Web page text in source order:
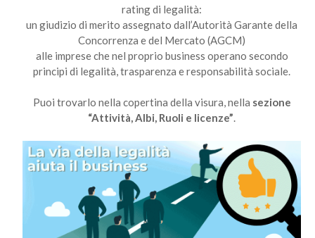
rating di legalità:
un giudizio di merito assegnato dall’Autorità Garante della
Concorrenza e del Mercato (AGCM)
alle imprese che nel proprio business operano secondo
principi di legalità, trasparenza e responsabilità sociale.
Puoi trovarlo nella copertina della visura, nella sezione
“Attività, Albi, Ruoli e licenze”.